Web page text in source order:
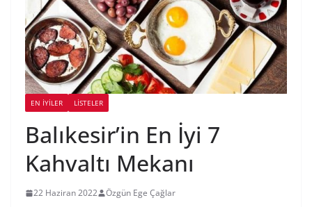
EN İYILER LİSTELER
Balıkesir’in En İyi 7
Kahvaltı Mekanı
22 Haziran 2022 Özgün Ege Çağlar